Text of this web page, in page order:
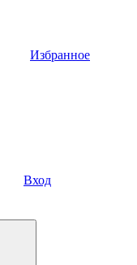
Избранное
Вход